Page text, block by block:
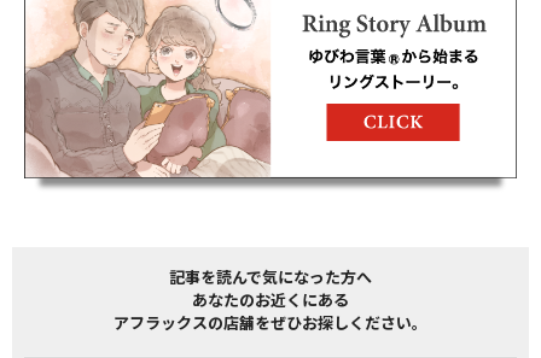
記事を読んで気になった方へ
あなたのお近くにある
アフラックスの店舗をぜひお探しください。